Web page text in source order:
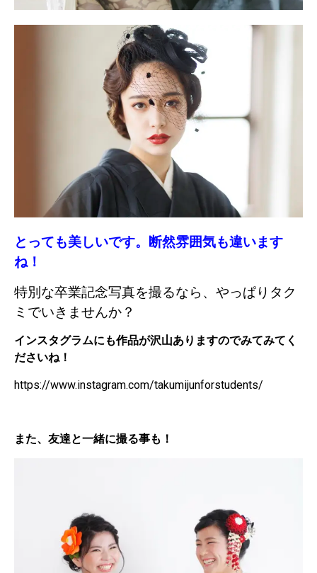
とっても美しいです。断然雰囲気も違います
ね！
特別な卒業記念写真を撮るなら、やっぱりタク
ミでいきませんか？
インスタグラムにも作品が沢山ありますのでみてみてく
ださいね！
https://www.instagram.com/takumijunforstudents/
また、友達と一緒に撮る事も！